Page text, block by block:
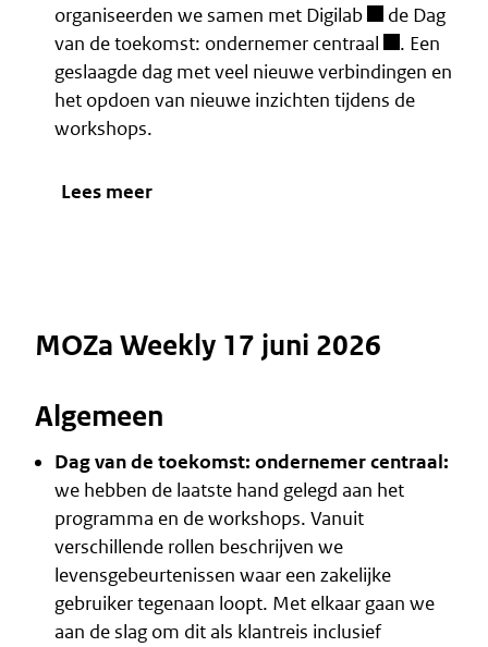
organiseerden we samen met Digilab de Dag
van de toekomst: ondernemer centraal
. Een
geslaagde dag met veel nieuwe verbindingen en
het opdoen van nieuwe inzichten tijdens de
workshops.
Lees meer
MOZa Weekly 17 juni 2026
Algemeen
Dag van de toekomst: ondernemer centraal:
we hebben de laatste hand gelegd aan het
programma en de workshops. Vanuit
verschillende rollen beschrijven we
levensgebeurtenissen waar een zakelijke
gebruiker tegenaan loopt. Met elkaar gaan we
aan de slag om dit als klantreis inclusief